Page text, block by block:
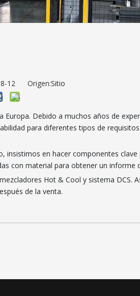
12 Origen:Sitio
Debido a muchos años de
para diferentes tipos de
insistimos en hacer componentes
con material para obtener un informe
Hot & Cool y sistema DCS.
de la venta.